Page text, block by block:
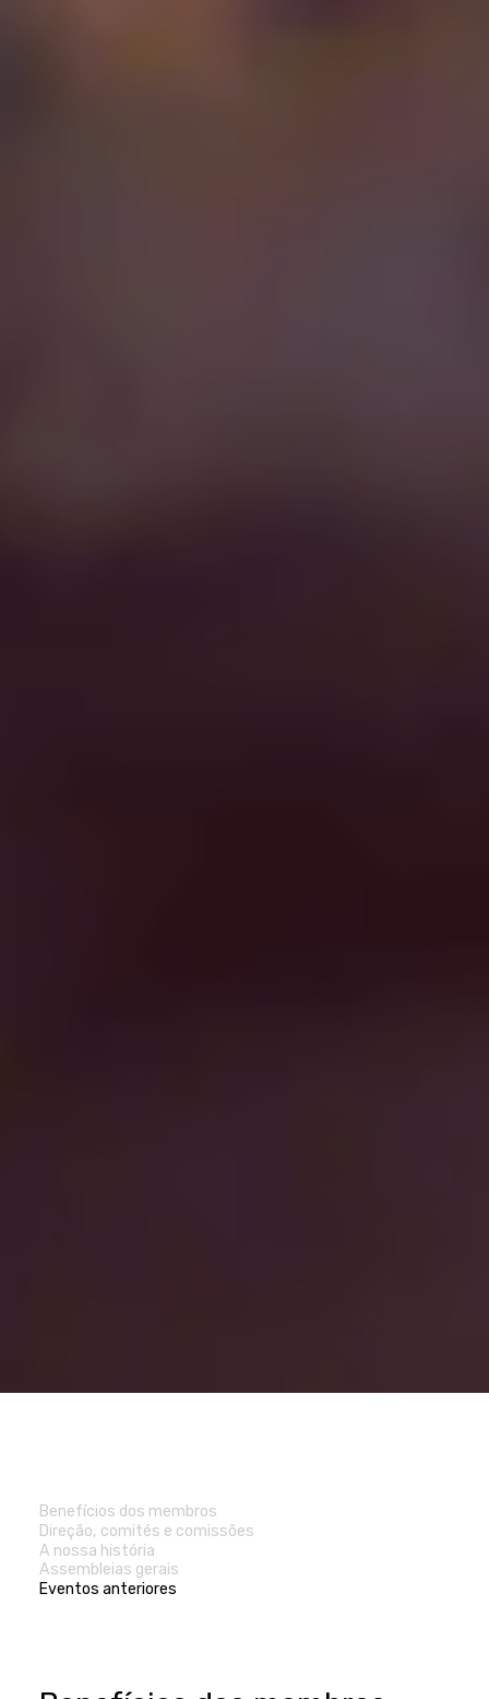
Benefícios dos membros
Direção, comités e comissões
A nossa história
Assembleias gerais
Eventos anteriores